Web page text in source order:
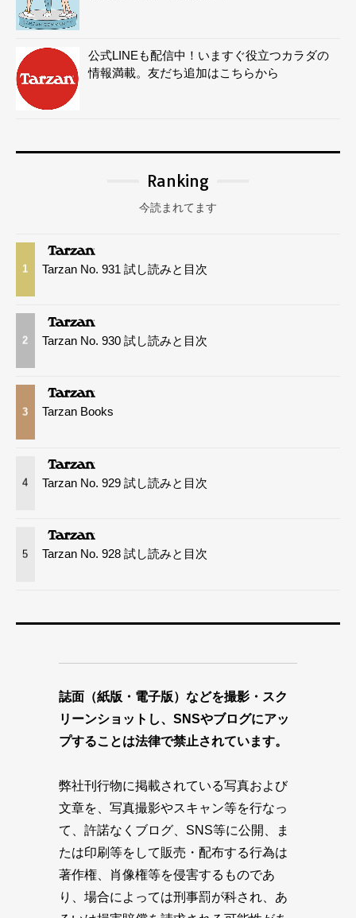
公式LINEも配信中！いますぐ役立つカラダの
情報満載。友だち追加はこちらから
Ranking
今読まれてます
1 Tarzan No. 931 試し読みと目次
2 Tarzan No. 930 試し読みと目次
3 Tarzan Books
4 Tarzan No. 929 試し読みと目次
5 Tarzan No. 928 試し読みと目次
誌面（紙版・電子版）などを撮影・スク
リーンショットし、SNSやブログにアッ
プすることは法律で禁止されています。
弊社刊行物に掲載されている写真および
文章を、写真撮影やスキャン等を行なっ
て、許諾なくブログ、SNS等に公開、ま
たは印刷等をして販売・配布する行為は
著作権、肖像権等を侵害するものであ
り、場合によっては刑事罰が科され、あ